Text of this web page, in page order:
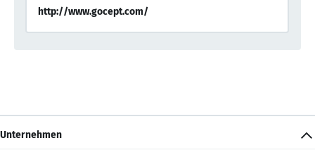
http://www.gocept.com/
Unternehmen